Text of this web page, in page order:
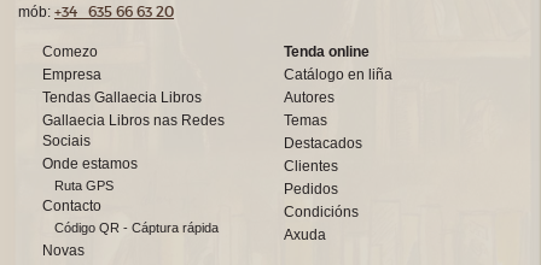
mób: +34 635 66 63 20
Comezo
Empresa
Tendas Gallaecia Libros
Gallaecia Libros nas Redes
Sociais
Onde estamos
Ruta GPS
Contacto
Código QR - Cáptura rápida
Novas
Tenda online
Catálogo en liña
Autores
Temas
Destacados
Clientes
Pedidos
Condicións
Axuda